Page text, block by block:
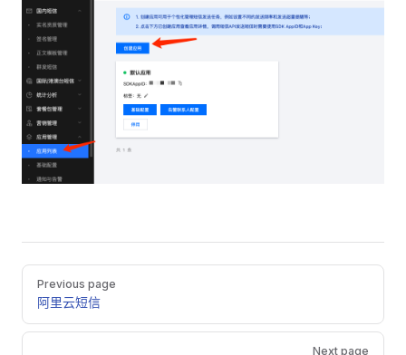
PagerPrevious page
阿里云短信
Next page